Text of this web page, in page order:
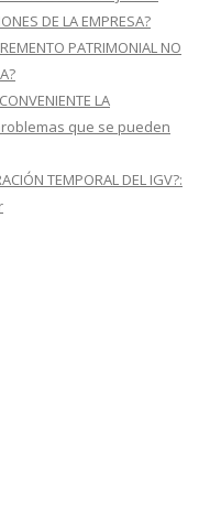
DE LA EMPRESA?
PATRIMONIAL NO
LA
problemas que se pueden
TEMPORAL DEL IGV?: